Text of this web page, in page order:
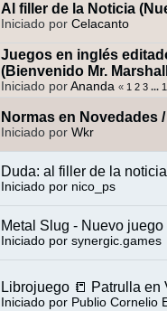
Al filler de la Noticia
Iniciado por Celacanto
Juegos en inglés
(Bienvenido Mr.
Iniciado por Ananda « 1 2 3 ...
Normas en Novedades
Iniciado por Wkr
Duda: al filler de la noticia
Iniciado por nico_ps
Metal Slug - Nuevo juego
Iniciado por synergic.games
Librojuego 📒 Patrulla en
Iniciado por Publio Cornelio